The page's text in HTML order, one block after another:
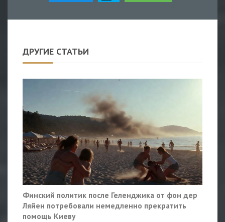
ДРУГИЕ СТАТЬИ
Финский политик после Геленджика от фон дер
Ляйен потребовали немедленно прекратить
помощь Киеву